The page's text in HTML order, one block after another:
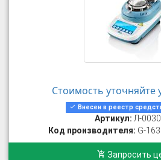
Стоимость уточняйте
Внесен в реестр
Артикул: Л-
Код производителя: G-
Запросить